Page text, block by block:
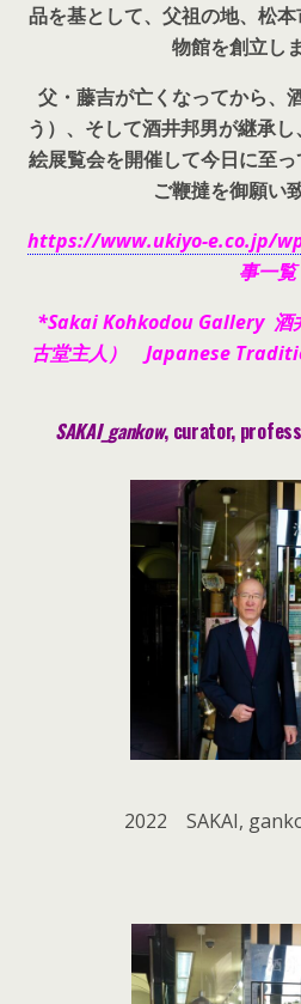
品を基として、父祖の地、松
物館を創立し
父・藤吉が亡くなってから、
う）、そして酒井邦男が継承
絵展覧会を開催して今日に至
ご鞭撻を御願い
https://www.ukiyo-e.co.jp/
事一覧
*Sakai Kohkodou Gallery 酒
古堂主人） Japanese
SAKAI_gankow, curator, pr
2022 SAKAI,